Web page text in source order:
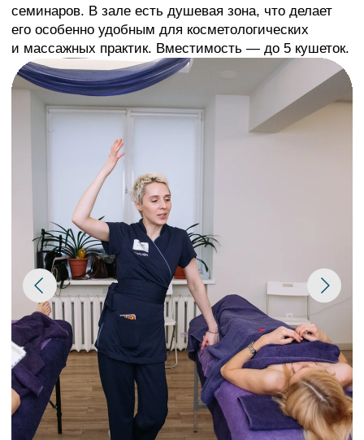
Политика конфиденциальности
© Evolutif, 2026. Все права защищены.
Использование материалов возможно только
списьменного разрешения.
ООО «Эволютиф»
ИНН 9701160016
ОГРН 1207700259030